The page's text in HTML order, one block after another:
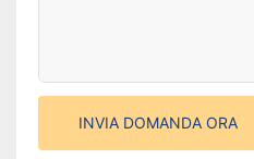
INVIA DOMANDA ORA